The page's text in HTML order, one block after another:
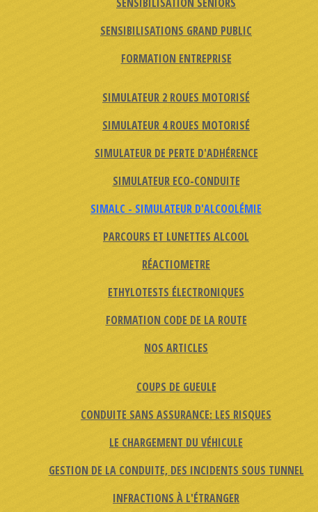
SENSIBILISATIONS GRAND PUBLIC
FORMATION ENTREPRISE
SIMULATEUR 2 ROUES MOTORISÉ
SIMULATEUR 4 ROUES MOTORISÉ
SIMULATEUR DE PERTE D'ADHÉRENCE
SIMULATEUR ECO-CONDUITE
SIMALC - SIMULATEUR D'ALCOOLÉMIE
PARCOURS ET LUNETTES ALCOOL
RÉACTIOMETRE
ETHYLOTESTS ÉLECTRONIQUES
FORMATION CODE DE LA ROUTE
NOS ARTICLES
COUPS DE GUEULE
CONDUITE SANS ASSURANCE: LES RISQUES
LE CHARGEMENT DU VÉHICULE
GESTION DE LA CONDUITE, DES INCIDENTS SOUS TUNNEL
INFRACTIONS À L'ÉTRANGER